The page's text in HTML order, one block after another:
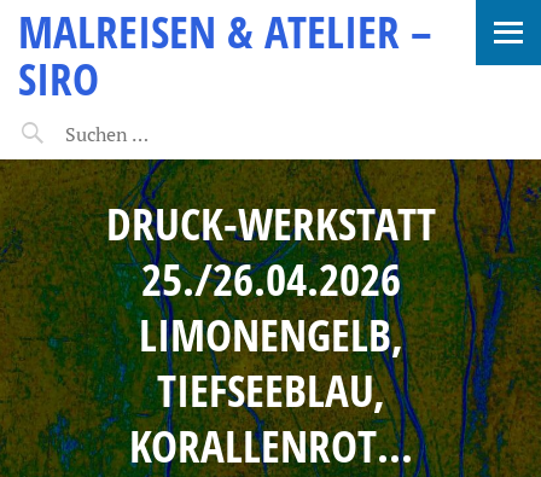
MALREISEN & ATELIER –
SIRO
DRUCK-WERKSTATT
25./26.04.2026
LIMONENGELB,
TIEFSEEBLAU,
KORALLENROT…